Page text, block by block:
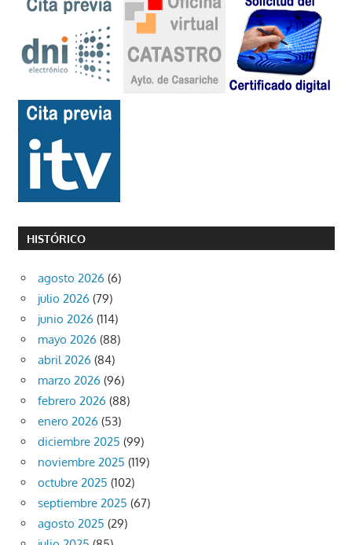
HISTÓRICO
agosto 2026 (6)
julio 2026 (79)
junio 2026 (114)
mayo 2026 (88)
abril 2026 (84)
marzo 2026 (96)
febrero 2026 (88)
enero 2026 (53)
diciembre 2025 (99)
noviembre 2025 (119)
octubre 2025 (102)
septiembre 2025 (67)
agosto 2025 (29)